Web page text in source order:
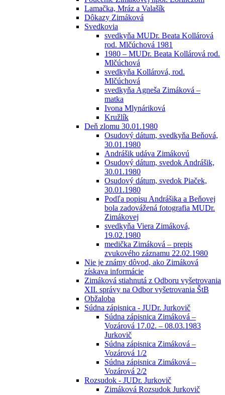
Lamačka, Mráz a Valašík
Dôkazy Zimáková
Svedkovia
svedkyňa MUDr. Beata Kollárová
rod. Mlčúchová 1981
1980 – MUDr. Beata Kollárová rod.
Mlčúchová
svedkyňa Kollárová, rod.
Mlčúchová
svedkyňa Agneša Zimáková –
matka
Ivona Mlynáriková
Kružlík
Deň zlomu 30.01.1980
Osudový dátum, svedkyňa Beňová,
30.01.1980
Andrášik udáva Zimákovú
Osudový dátum, svedok Andrášik,
30.01.1980
Osudový dátum, svedok Piaček,
30.01.1980
Podľa popisu Andrášika a Beňovej
bola zadovážená fotografia MUDr.
Zimákovej
svedkyňa Viera Zimáková,
19.02.1980
medička Zimáková – prepis
zvukového záznamu 22.02.1980
Nie je známy dôvod, ako Zimáková
získava informácie
Zimáková stiahnutá z Odboru vyšetrovania
XII. správy na Odbor vyšetrovania ŠtB
Obžaloba
Súdna zápisnica - JUDr. Jurkovič
Súdna zápisnica Zimáková –
Vozárová 17.02. – 08.03.1983
Jurkovič
Súdna zápisnica Zimáková –
Vozárová 1/2
Súdna zápisnica Zimáková –
Vozárová 2/2
Rozsudok - JUDr. Jurkovič
Zimáková Rozsudok Jurkovič